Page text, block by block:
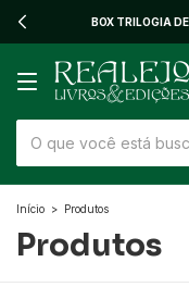
BOX TRILOGIA
Início > Produtos
Produtos